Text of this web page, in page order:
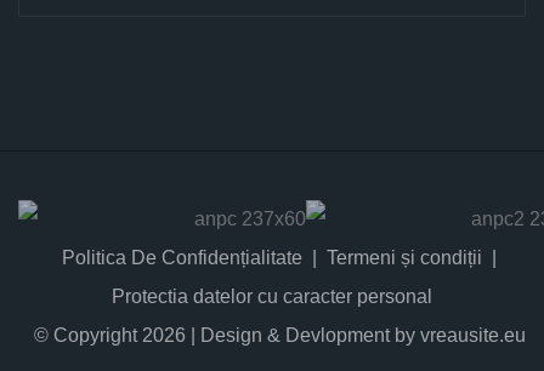
Politica De Confidențialitate
Termeni și condiții
Protectia datelor cu caracter personal
© Copyright 2026 | Design & Devlopment by vreausite.eu